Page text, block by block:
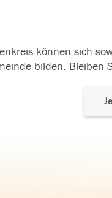
können sich
bilden. Bleiben